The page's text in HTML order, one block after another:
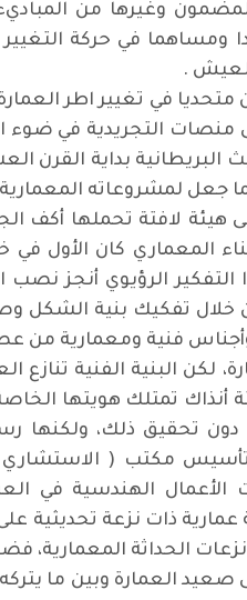
وغيرها من
ومساهما في حركة
.
متحديا في تغيير اطر
منصات التجريدية في
بداية القرن
جعل لمشروعاته
هيئة لافتة تحملها أكف
المعماري كان الأول
التفكير الرؤيوي
خلال تفكيك بنية الشكل
فنية ومعمارية من
البنية الفنية تنازع
أنذاك تمتلك هويتها
دون تحقيق ذلك، ولكنها
تأسيس مكتب (
الهندسية في
ذات نزعة تحديثية
الحداثة
صعيد العمارة وبين ما